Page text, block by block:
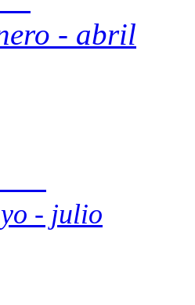
abril
julio